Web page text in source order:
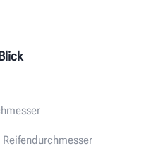
Reifendurchmesser